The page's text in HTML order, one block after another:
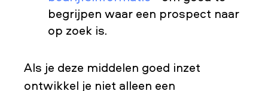
begrijpen waar een prospect naar
op zoek is.
Als je deze middelen goed inzet
ontwikkel je niet alleen een